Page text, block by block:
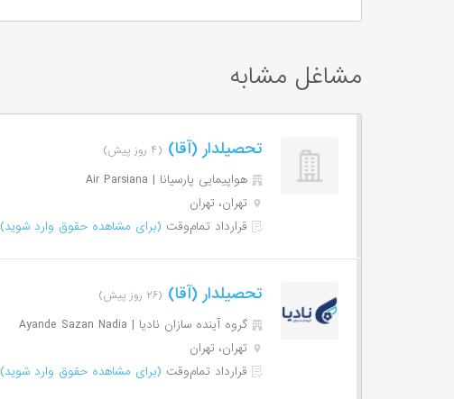
مشاغل مشابه
تحصیلدار (آقا) (۴ روز پیش)
هواپیمایی پارسیانا | Air Parsiana
تهران، تهران
قرارداد تمام‌وقت (برای مشاهده حقوق وارد شوید)
تحصیلدار (آقا) (۲۶ روز پیش)
گروه آینده سازان نادیا | Ayande Sazan Nadia
تهران، تهران
قرارداد تمام‌وقت (برای مشاهده حقوق وارد شوید)